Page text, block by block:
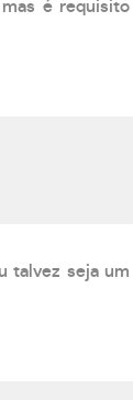
é requisito
talvez seja um